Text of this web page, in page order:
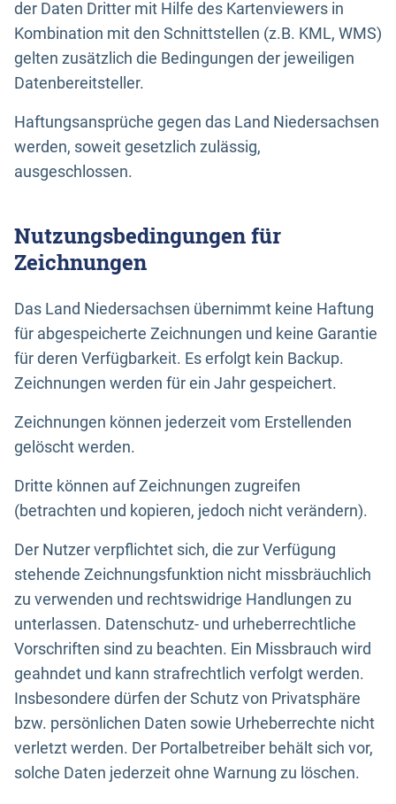
der Daten Dritter mit Hilfe des Kartenviewers in
Kombination mit den Schnittstellen (z.B. KML, WMS)
gelten zusätzlich die Bedingungen der jeweiligen
Datenbereitsteller.
Haftungsansprüche gegen das Land Niedersachsen
werden, soweit gesetzlich zulässig,
ausgeschlossen.
Nutzungsbedingungen für
Zeichnungen
Das Land Niedersachsen übernimmt keine Haftung
für abgespeicherte Zeichnungen und keine Garantie
für deren Verfügbarkeit. Es erfolgt kein Backup.
Zeichnungen werden für ein Jahr gespeichert.
Zeichnungen können jederzeit vom Erstellenden
gelöscht werden.
Dritte können auf Zeichnungen zugreifen
(betrachten und kopieren, jedoch nicht verändern).
Der Nutzer verpflichtet sich, die zur Verfügung
stehende Zeichnungsfunktion nicht missbräuchlich
zu verwenden und rechtswidrige Handlungen zu
unterlassen. Datenschutz- und urheberrechtliche
Vorschriften sind zu beachten. Ein Missbrauch wird
geahndet und kann strafrechtlich verfolgt werden.
Insbesondere dürfen der Schutz von Privatsphäre
bzw. persönlichen Daten sowie Urheberrechte nicht
verletzt werden. Der Portalbetreiber behält sich vor,
solche Daten jederzeit ohne Warnung zu löschen.